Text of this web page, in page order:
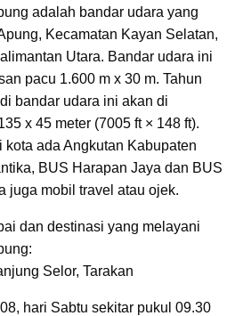
adalah bandar udara yang
Kecamatan Kayan Selatan,
Utara. Bandar udara ini
pacu 1.600 m x 30 m. Tahun
bandar udara ini akan di
x 45 meter (7005 ft × 148 ft).
ada Angkutan Kabupaten
BUS Harapan Jaya dan BUS
juga mobil travel atau ojek.
dan destinasi yang melayani
Selor, Tarakan
hari Sabtu sekitar pukul 09.30